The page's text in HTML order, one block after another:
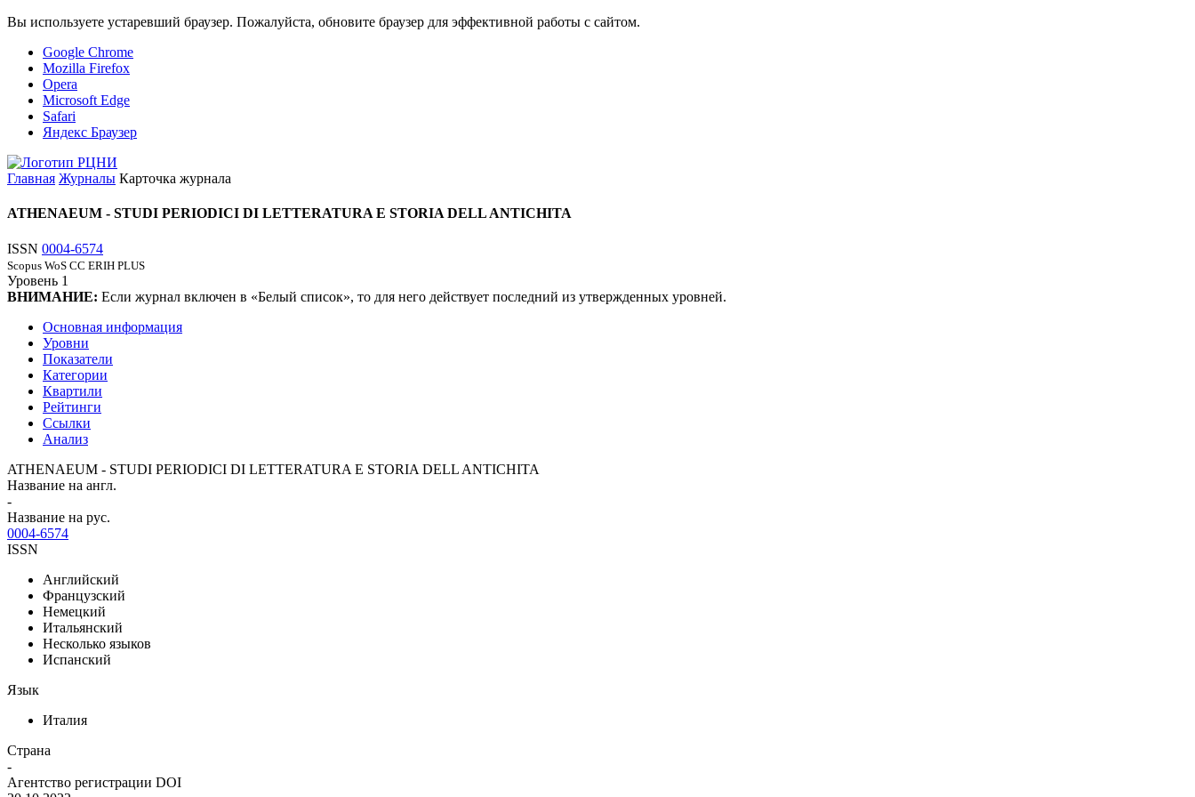
Вы используете устаревший браузер. Пожалуйста, обновите браузер для эффективной работы с сайтом.
Google Chrome
Mozilla Firefox
Opera
Microsoft Edge
Safari
Яндекс Браузер
Главная Журналы Карточка журнала
ATHENAEUM - STUDI PERIODICI DI LETTERATURA E STORIA DELL ANTICHITA
ISSN 0004-6574
Scopus WoS CC ERIH PLUS
Уровень 1
ВНИМАНИЕ: Если журнал включен в «Белый список», то для него действует последний из утвержденных уровней.
Основная информация
Уровни
Показатели
Категории
Квартили
Рейтинги
Ссылки
Анализ
ATHENAEUM - STUDI PERIODICI DI LETTERATURA E STORIA DELL ANTICHITA
Название на англ.
-
Название на рус.
0004-6574
ISSN
Английский
Французский
Немецкий
Итальянский
Несколько языков
Испанский
Язык
Италия
Страна
-
Агентство регистрации DOI